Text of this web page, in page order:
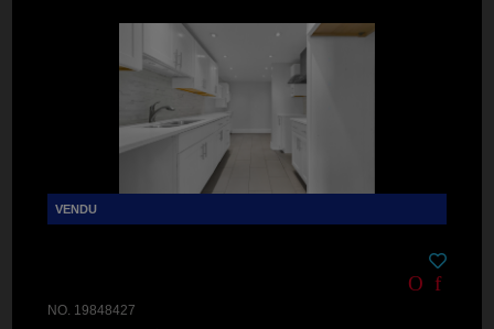
NO. 19848427